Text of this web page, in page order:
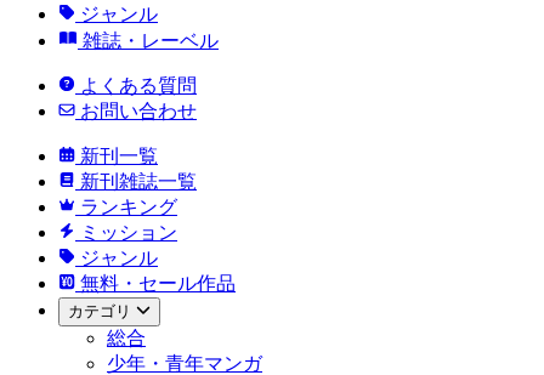
ジャンル
雑誌・レーベル
よくある質問
お問い合わせ
新刊一覧
新刊雑誌一覧
ランキング
ミッション
ジャンル
無料・セール作品
カテゴリ
総合
少年・青年マンガ